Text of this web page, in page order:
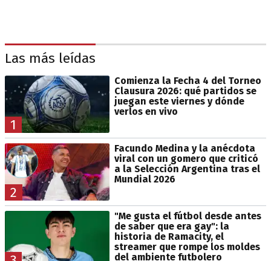
Las más leídas
1
Comienza la Fecha 4 del Torneo
Clausura 2026: qué partidos se
juegan este viernes y dónde
verlos en vivo
2
Facundo Medina y la anécdota
viral con un gomero que criticó
a la Selección Argentina tras el
Mundial 2026
"Me gusta el fútbol desde antes
de saber que era gay": la
historia de Ramacity, el
streamer que rompe los moldes
del ambiente futbolero